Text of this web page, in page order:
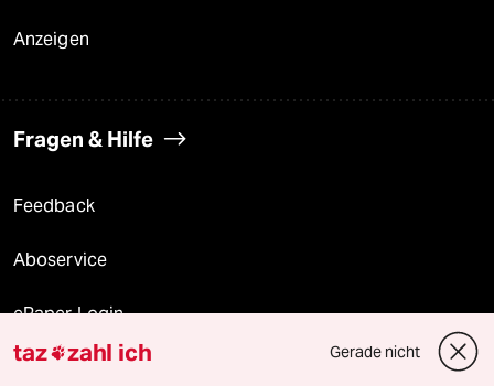
Anzeigen
Fragen & Hilfe
Feedback
Aboservice
ePaper Login
Downloads für Abonnierende
taz zahl ich Gerade nicht